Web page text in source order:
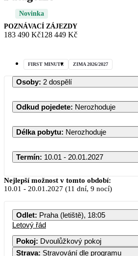
Novinka
POZNÁVACÍ ZÁJEZDY
183 490 Kč128 449 Kč
FIRST MINUTE ZIMA 2026/2027
Osoby: 2 dospělí
Odkud pojedete: Nerozhoduje
Délka pobytu: Nerozhoduje
Termín: 10.01 - 20.01.2027
Leden 2027
PO ÚT ST ČT PÁ
4 5 6 7
Nejlepší možnost v tomto období:
10.01 - 20.01.2027 (11 dní, 9 nocí)
Odlet: Praha (letiště), 18:05
Letový řád
Pokoj: Dvoulůžkový pokoj
Strava: Stravování dle programu